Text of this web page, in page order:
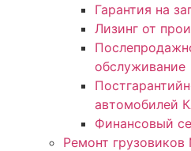
Гарантия на
Лизинг от
обслуживание
автомобилей
Финансовый
Ремонт